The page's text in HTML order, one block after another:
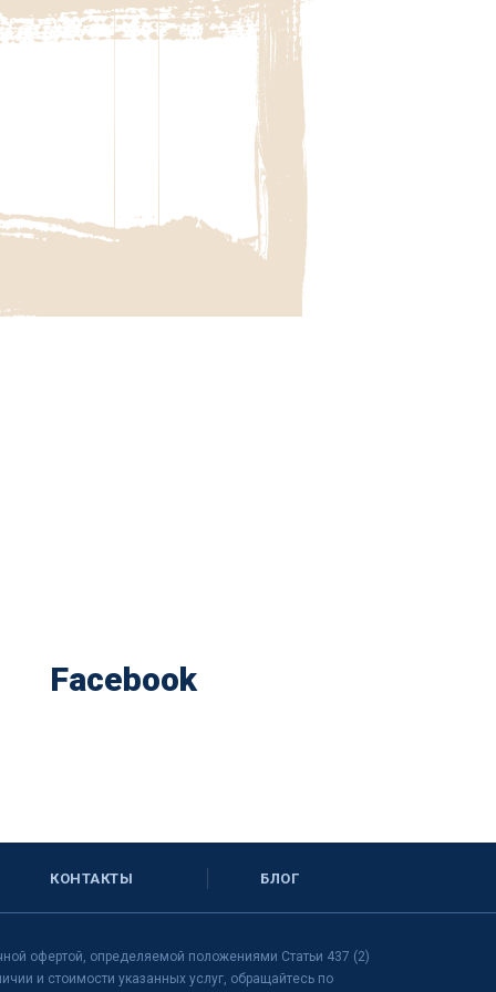
Facebook
КОНТАКТЫ БЛОГ
офертой, определяемой положениями Статьи 437 (2)
и стоимости указанных услуг, обращайтесь по